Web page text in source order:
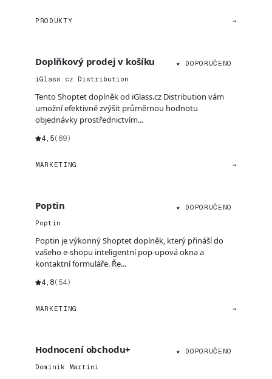
PRODUKTY →
Doplňkový prodej v košíku
★ DOPORUČENO
iGlass.cz Distribution
Tento Shoptet doplněk od iGlass.cz Distribution vám
umožní efektivně zvýšit průměrnou hodnotu
objednávky prostřednictvím...
4,5(69)
MARKETING →
Poptin
★ DOPORUČENO
Poptin
Poptin je výkonný Shoptet doplněk, který přináší do
vašeho e-shopu inteligentní pop-upová okna a
kontaktní formuláře. Ře...
4,8(54)
MARKETING →
Hodnocení obchodu+
★ DOPORUČENO
Dominik Martini